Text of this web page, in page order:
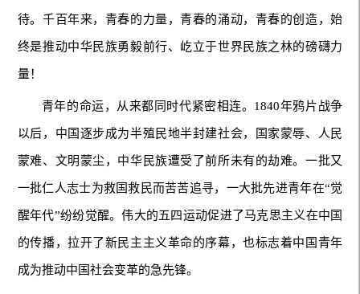
待。千百年来，青春的力量，青春的涌动，青春的创造，始
终是推动中华民族勇毅前行、屹立于世界民族之林的磅礴力
量！
青年的命运，从来都同时代紧密相连。1840年鸦片战争
以后，中国逐步成为半殖民地半封建社会，国家蒙辱、人民
蒙难、文明蒙尘，中华民族遭受了前所未有的劫难。一批又
一批仁人志士为救国救民而苦苦追寻，一大批先进青年在“觉
醒年代”纷纷觉醒。伟大的五四运动促进了马克思主义在中国
的传播，拉开了新民主主义革命的序幕，也标志着中国青年
成为推动中国社会变革的急先锋。